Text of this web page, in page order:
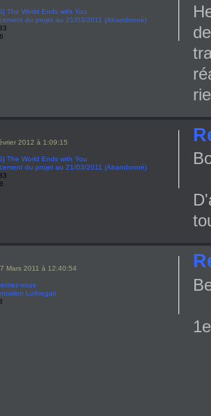
The World Ends with You
du projet au 21/03/2011 (Abandonné)
2012 à 1:09:15
The World Ends with You
du projet au 21/03/2011 (Abandonné)
Mars 2011 à 12:40:54
vous
Lothegan